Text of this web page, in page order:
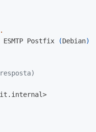
.
Postfix
(Debian)